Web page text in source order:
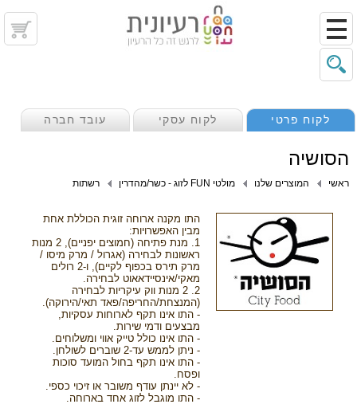
לקוח פרטי לקוח עסקי עובד חברה
הסושיה
ראשי המוצרים שלנו מולטי FUN לזוג - כשר/מהדרין רשתות
התו מקנה ארוחה זוגית הכוללת אחת
מבין האפשרויות:
1. מנת פתיחה (חמוצים יפניים), 2 מנות
ראשונות לבחירה (אגרול / מרק מיסו /
מרק תירס בכפוף לקיים), ו-2 רולים
מאקי/אינסיידאאוט לבחירה.
2. 2 מנות ווק עיקריות לבחירה
(המנצחת/החריפה/פאד תאי/הירוקה).
- התו אינו תקף לארוחות עסקיות,
מבצעים ודמי שירות.
- התו אינו כולל טייק אווי ומשלוחים.
- ניתן לממש עד-2 שוברים לשולחן.
- התו אינו תקף בחול המועד סוכות
ופסח.
- לא יינתן עודף משובר או זיכוי כספי.
- התו מוגבל לזוג אחד בארוחה.